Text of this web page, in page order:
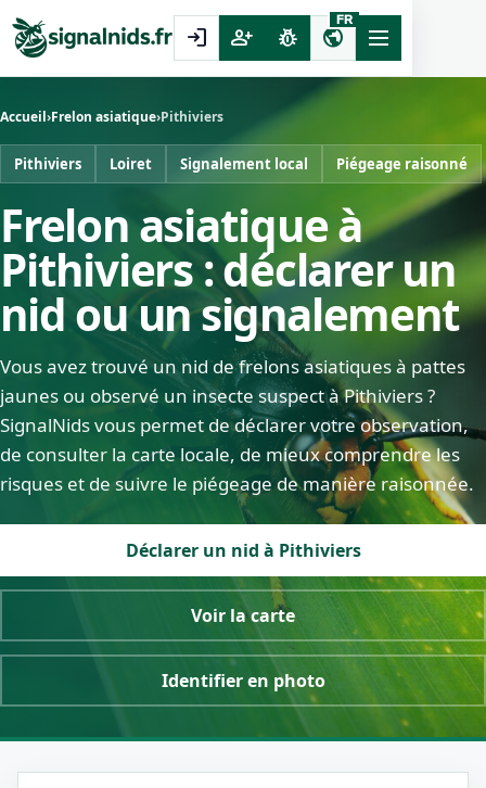
login person_add pest_control public
FR
Accueil›Frelon asiatique›Pithiviers
Pithiviers Loiret Signalement local Piégeage raisonné
Frelon asiatique à
Pithiviers : déclarer un
nid ou un signalement
Vous avez trouvé un nid de frelons asiatiques à pattes
jaunes ou observé un insecte suspect à Pithiviers ?
SignalNids vous permet de déclarer votre observation,
de consulter la carte locale, de mieux comprendre les
risques et de suivre le piégeage de manière raisonnée.
Déclarer un nid à Pithiviers
Voir la carte
Identifier en photo